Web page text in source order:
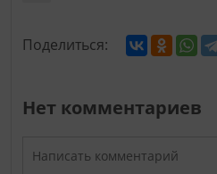
Поделиться:
Нет комментариев